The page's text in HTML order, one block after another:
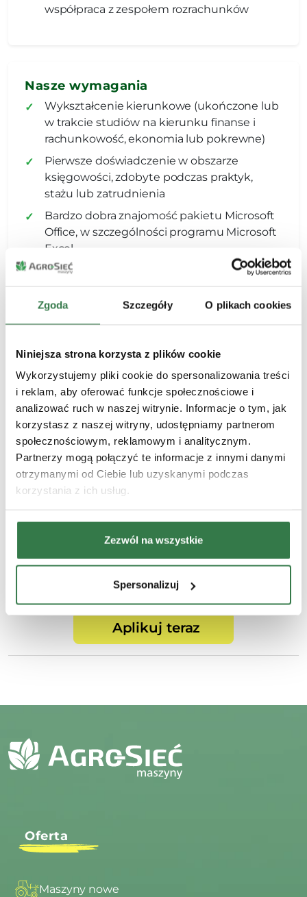
Zgoda Szczegóły O plikach cookies
Niniejsza strona korzysta z plików cookie
Wykorzystujemy pliki cookie do spersonalizowania treści
i reklam, aby oferować funkcje społecznościowe i
analizować ruch w naszej witrynie. Informacje o tym, jak
korzystasz z naszej witryny, udostępniamy partnerom
społecznościowym, reklamowym i analitycznym.
Partnerzy mogą połączyć te informacje z innymi danymi
otrzymanymi od Ciebie lub uzyskanymi podczas
korzystania z ich usług.
Zezwól na wszystkie
Spersonalizuj
współpraca z zespołem rozrachunków
Nasze wymagania
Wykształcenie kierunkowe (ukończone lub
w trakcie studiów na kierunku finanse i
rachunkowość, ekonomia lub pokrewne)
Pierwsze doświadczenie w obszarze
księgowości, zdobyte podczas praktyk,
stażu lub zatrudnienia
Bardzo dobra znajomość pakietu Microsoft
Office, w szczególności programu Microsoft
Excel
Mile widziana znajomość programu
Oferujemy
Zatrudnienie na pełen etat w oparciu o
umowę o pracę na czas realizacji projektu
(12 miesięcy)
Stałą podstawę wynagrodzenia
Prywatną opiekę medyczną
Możliwość przystąpienia do ubezpieczenia
grupowego
Dofinansowanie do pakietów sportowych
Wszystkie niezbędne narzędzia pracy
Aplikuj teraz
Oferta
Maszyny nowe